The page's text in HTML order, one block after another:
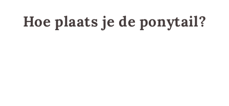
Hoe plaats je de ponytail?